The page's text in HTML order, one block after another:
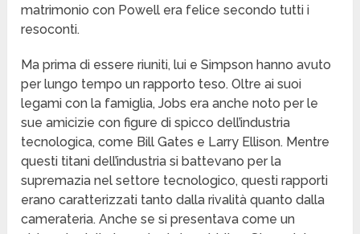
matrimonio con Powell era felice secondo tutti i
resoconti.
Ma prima di essere riuniti, lui e Simpson hanno avuto
per lungo tempo un rapporto teso. Oltre ai suoi
legami con la famiglia, Jobs era anche noto per le
sue amicizie con figure di spicco dell’industria
tecnologica, come Bill Gates e Larry Ellison. Mentre
questi titani dell’industria si battevano per la
supremazia nel settore tecnologico, questi rapporti
erano caratterizzati tanto dalla rivalità quanto dalla
camerateria. Anche se si presentava come un